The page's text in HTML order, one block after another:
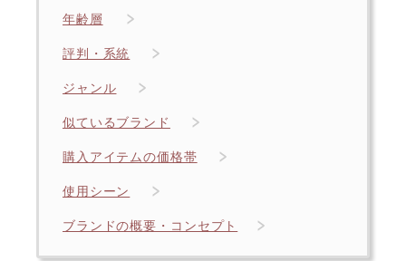
年齢層
評判・系統
ジャンル
似ているブランド
購入アイテムの価格帯
使用シーン
ブランドの概要・コンセプト